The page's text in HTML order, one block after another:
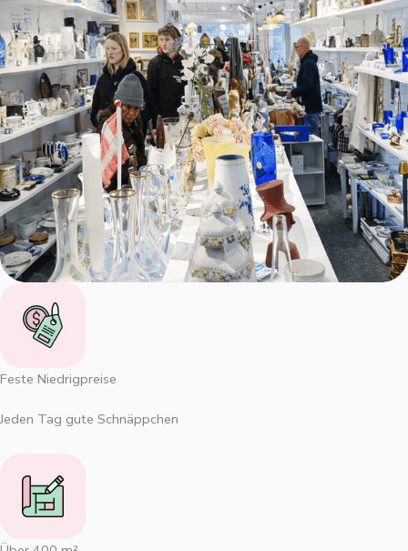
Feste Niedrigpreise
Jeden Tag gute Schnäppchen